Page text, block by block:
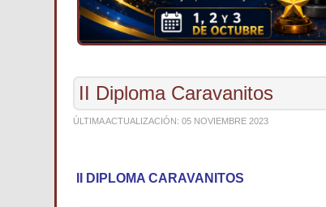
II Diploma Caravanitos
ÚLTIMA ACTUALIZACIÓN: 05 NOVIEMBRE 2023
II DIPLOMA CARAVANITOS